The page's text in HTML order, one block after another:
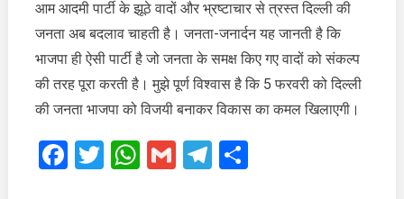
आम आदमी पार्टी के झूठे वादों और भ्रष्टाचार से त्रस्त दिल्ली की
जनता अब बदलाव चाहती है। जनता-जनार्दन यह जानती है कि
भाजपा ही ऐसी पार्टी है जो जनता के समक्ष किए गए वादों को संकल्प
की तरह पूरा करती है। मुझे पूर्ण विश्वास है कि 5 फरवरी को दिल्ली
की जनता भाजपा को विजयी बनाकर विकास का कमल खिलाएगी।
Facebook
Twitter
WhatsApp
GmailTelegram
Share